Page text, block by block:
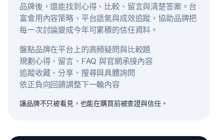
品牌後，還能找到心得、比較、留言與清楚答案。台
富會用內容策略、平台語氣與成效追蹤，協助品牌把
每一次討論變成今年可累積的信任資料。
盤點品牌在平台上的高頻疑問與比較題
規劃心得、留言、FAQ 與官網承接內容
追蹤收藏、分享、搜尋與具體詢問
依正負向回饋調整下一輪內容
讓品牌不只被看見，也能在購買前被查證與信任。